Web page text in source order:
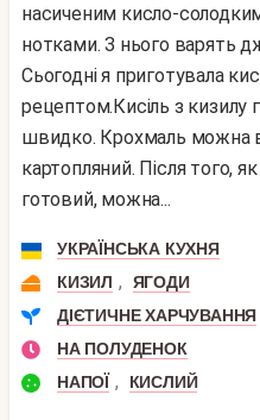
насиченим кисло-
нотками. З нього варять
Сьогодні я приготувала
рецептом.Кисіль з кизилу
швидко. Крохмаль можна
картопляний. Після того,
готовий, можна...
УКРАЇНСЬКА КУХНЯ
КИЗИЛ ,
ЯГОДИ
ДІЄТИЧНЕ ХАРЧУВАННЯ
НА ПОЛУДЕНОК
НАПОЇ , КИСЛИЙ